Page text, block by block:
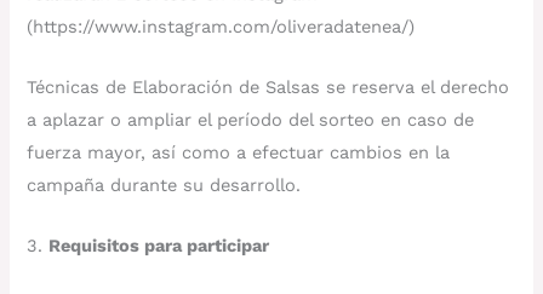
(https://www.instagram.com/oliveradatenea/)
Técnicas de Elaboración de Salsas se reserva el derecho
a aplazar o ampliar el período del sorteo en caso de
fuerza mayor, así como a efectuar cambios en la
campaña durante su desarrollo.
3. Requisitos para participar